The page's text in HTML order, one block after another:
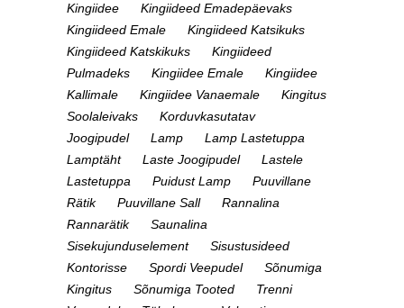
Kingiidee
Kingiideed Emadepäevaks
Kingiideed Emale
Kingiideed Katsikuks
Kingiideed Katskikuks
Kingiideed
Pulmadeks
Kingiidee Emale
Kingiidee
Kallimale
Kingiidee Vanaemale
Kingitus
Soolaleivaks
Korduvkasutatav
Joogipudel
Lamp
Lamp Lastetuppa
Lamptäht
Laste Joogipudel
Lastele
Lastetuppa
Puidust Lamp
Puuvillane
Rätik
Puuvillane Sall
Rannalina
Rannarätik
Saunalina
Sisekujunduselement
Sisustusideed
Kontorisse
Spordi Veepudel
Sõnumiga
Kingitus
Sõnumiga Tooted
Trenni